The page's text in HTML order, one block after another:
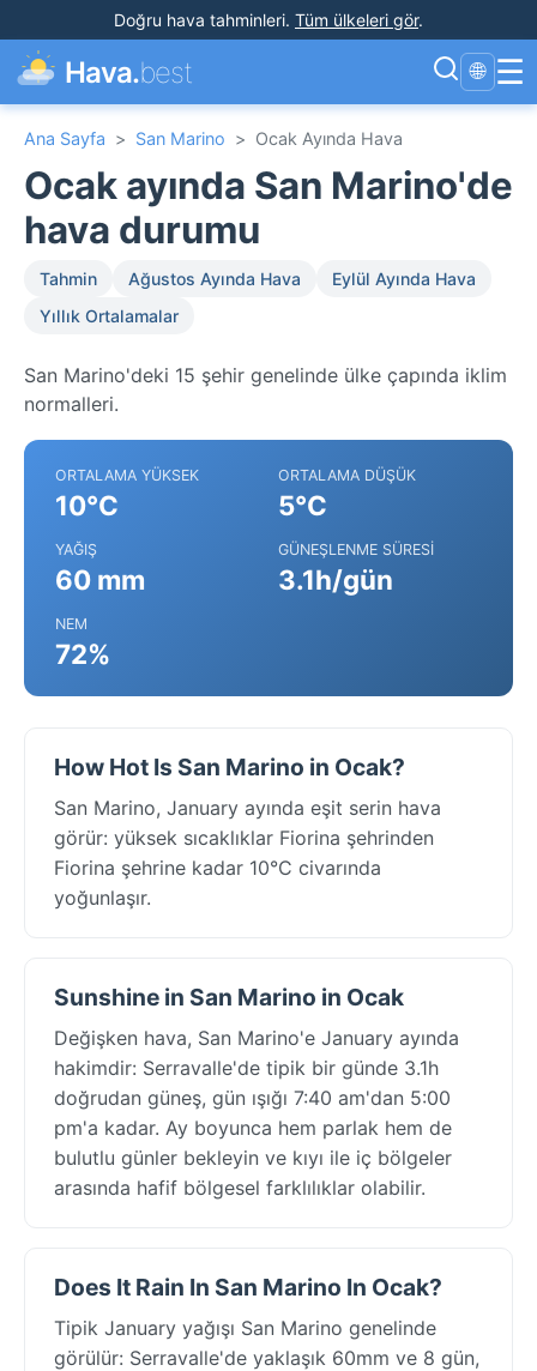
Doğru hava tahminleri. Tüm ülkeleri gör.
Hava.best 🌐 ☰
Ana Sayfa > San Marino > Ocak Ayında Hava
Ocak ayında San Marino'de
hava durumu
Tahmin Ağustos Ayında Hava
Eylül Ayında Hava
Yıllık Ortalamalar
San Marino'deki 15 şehir genelinde ülke çapında iklim
normalleri.
ORTALAMA YÜKSEK
10°C
ORTALAMA DÜŞÜK
5°C
YAĞIŞ
60 mm
GÜNEŞLENME SÜRESI
3.1h/gün
NEM
72%
How Hot Is San Marino in Ocak?
San Marino, January ayında eşit serin hava
görür: yüksek sıcaklıklar Fiorina şehrinden
Fiorina şehrine kadar 10°C civarında
yoğunlaşır.
Sunshine in San Marino in Ocak
Değişken hava, San Marino'e January ayında
hakimdir: Serravalle'de tipik bir günde 3.1h
doğrudan güneş, gün ışığı 7:40 am'dan 5:00
pm'a kadar. Ay boyunca hem parlak hem de
bulutlu günler bekleyin ve kıyı ile iç bölgeler
arasında hafif bölgesel farklılıklar olabilir.
Does It Rain In San Marino In Ocak?
Tipik January yağışı San Marino genelinde
görülür: Serravalle'de yaklaşık 60mm ve 8 gün,